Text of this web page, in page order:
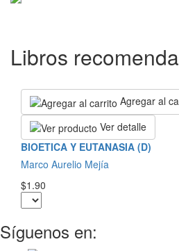
Libros
Agregar al
Ver detalle
BIOETICA Y EUTANASIA (D)
Marco Aurelio Mejía
$1.90
Síguenos en: